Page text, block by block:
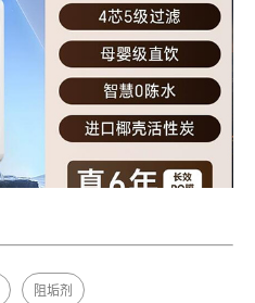
阻垢剂